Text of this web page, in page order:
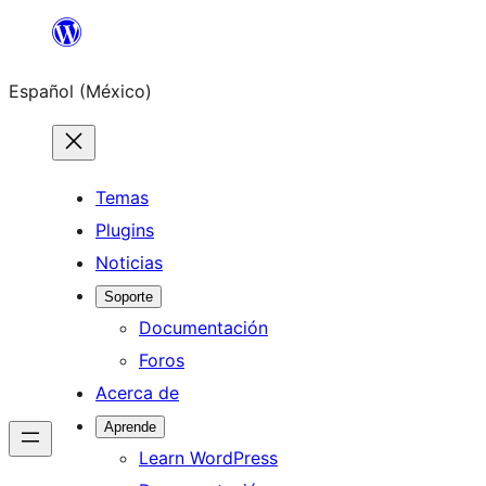
Saltar
contenido
Español (México)
Temas
Plugins
Noticias
Soporte
Documentación
Foros
Acerca de
Aprende
Learn WordPress